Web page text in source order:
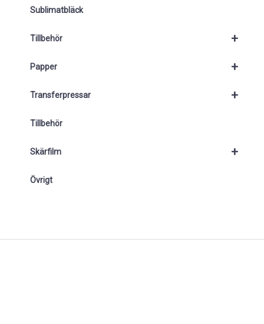
Sublimatbläck
+
Tillbehör
+
Papper
+
Transferpressar
Tillbehör
+
Skärfilm
Övrigt